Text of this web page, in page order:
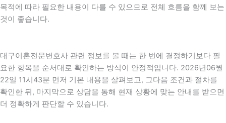
목적에 따라 필요한 내용이 다를 수 있으므로 전체 흐름을 함께 보는
것이 좋습니다.
대구이혼전문변호사 관련 정보를 볼 때는 한 번에 결정하기보다 필
요한 항목을 순서대로 확인하는 방식이 안정적입니다. 2026년06월
22일 11시43분 먼저 기본 내용을 살펴보고, 그다음 조건과 절차를
확인한 뒤, 마지막으로 상담을 통해 현재 상황에 맞는 안내를 받으면
더 정확하게 판단할 수 있습니다.